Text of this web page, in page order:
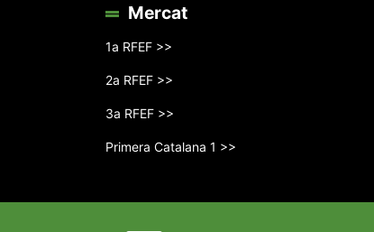
Mercat
1a RFEF >>
2a RFEF >>
3a RFEF >>
Primera Catalana 1 >>